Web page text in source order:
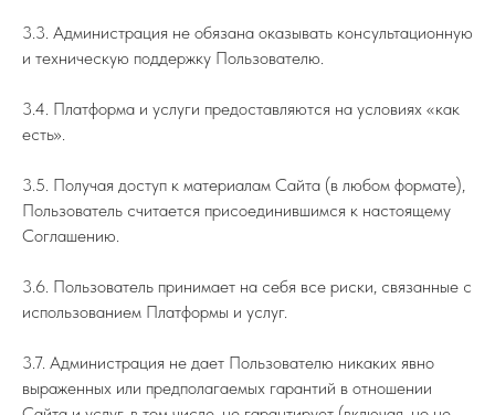
3.3. Администрация не обязана оказывать консультационную
и техническую поддержку Пользователю.
3.4. Платформа и услуги предоставляются на условиях «как
есть».
3.5. Получая доступ к материалам Сайта (в любом формате),
Пользователь считается присоединившимся к настоящему
Соглашению.
3.6. Пользователь принимает на себя все риски, связанные с
использованием Платформы и услуг.
3.7. Администрация не дает Пользователю никаких явно
выраженных или предполагаемых гарантий в отношении